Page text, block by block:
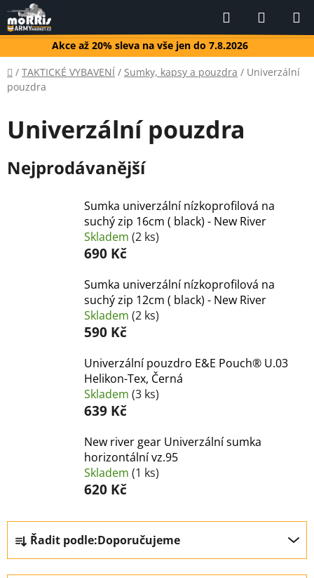
Přejít
na
obsah
Akce až 20% sleva na vše jen do 7.8.2026
Hledat
KOŠÍK
Domů
/ TAKTICKÉ VYBAVENÍ / Sumky, kapsy a pouzdra / Univerzální
pouzdra
Univerzální pouzdra
Nejprodávanější
Sumka univerzální nízkoprofilová na
suchý zip 16cm ( black) - New River
Skladem (2 ks)
690 Kč
Sumka univerzální nízkoprofilová na
suchý zip 12cm ( black) - New River
Skladem (2 ks)
590 Kč
Univerzální pouzdro E&E Pouch® U.03
Helikon-Tex, Černá
Skladem (3 ks)
639 Kč
New river gear Univerzální sumka
horizontální vz.95
Skladem (1 ks)
620 Kč
Ř
a
z
Řadit podle:Doporučujeme